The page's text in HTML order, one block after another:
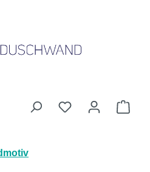
Du hast 0